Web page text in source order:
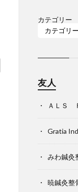
カテゴリー
友人
ＡＬＳ
Gratia
みわ鍼灸
暁鍼灸整